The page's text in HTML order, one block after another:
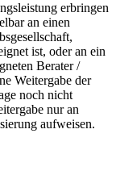
erbringen
an einen
ist, oder an ein
Berater /
Weitergabe der
noch nicht
nur an
aufweisen.